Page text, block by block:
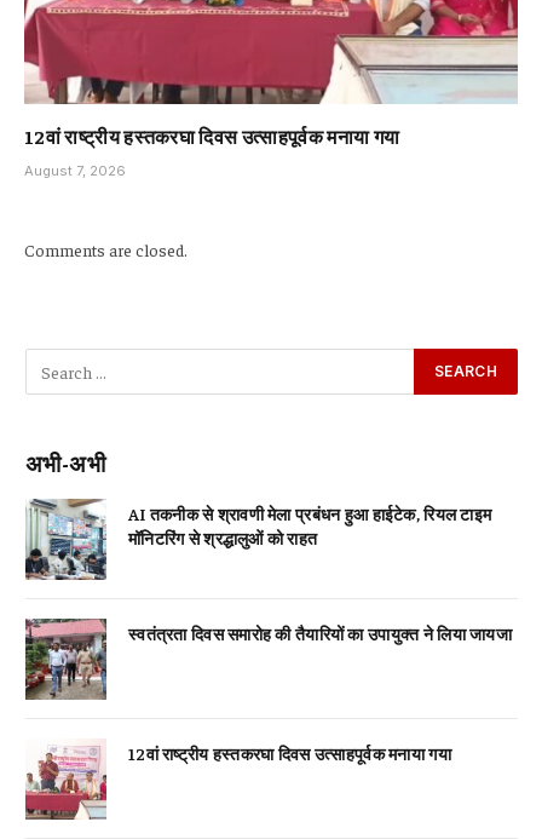
12वां राष्ट्रीय हस्तकरघा दिवस उत्साहपूर्वक मनाया गया
August 7, 2026
Comments are closed.
अभी-अभी
AI तकनीक से श्रावणी मेला प्रबंधन हुआ हाईटेक, रियल टाइम
मॉनिटरिंग से श्रद्धालुओं को राहत
स्वतंत्रता दिवस समारोह की तैयारियों का उपायुक्त ने लिया जायजा
12वां राष्ट्रीय हस्तकरघा दिवस उत्साहपूर्वक मनाया गया